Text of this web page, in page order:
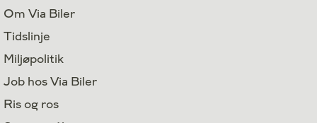
Om Via Biler
Tidslinje
Miljøpolitik
Job hos Via Biler
Ris og ros